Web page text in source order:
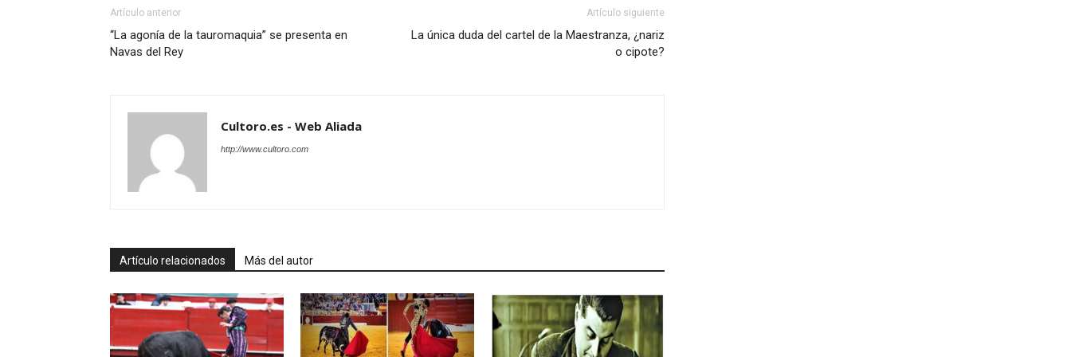
Artículo anterior
“La agonía de la tauromaquia” se presenta en
Navas del Rey
Artículo siguiente
La única duda del cartel de la Maestranza, ¿nariz
o cipote?
Cultoro.es - Web Aliada
http://www.cultoro.com
Artículo relacionados Más del autor